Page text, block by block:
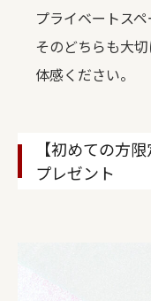
プライベートスペ
そのどちらも大
体感ください。
【初めての方
プレゼント